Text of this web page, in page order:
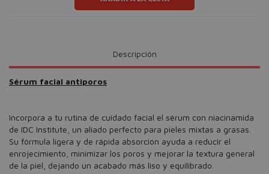
Descripción
Sérum facial antiporos
Incorpora a tu rutina de cuidado facial el sérum con niacinamida
de IDC Institute, un aliado perfecto para pieles mixtas a grasas.
Su fórmula ligera y de rápida absorción ayuda a reducir el
enrojecimiento, minimizar los poros y mejorar la textura general
de la piel, dejando un acabado más liso y equilibrado.